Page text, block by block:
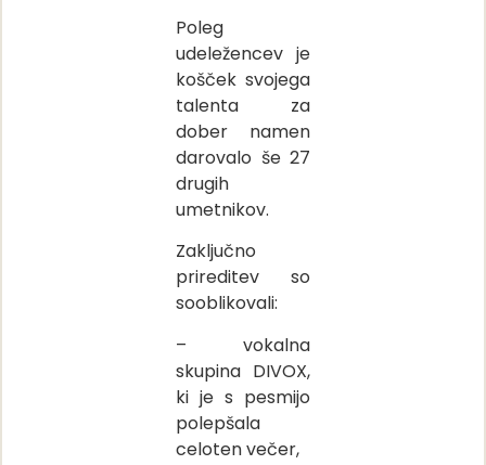
Poleg
udeležencev je
košček svojega
talenta za
dober namen
darovalo še 27
drugih
umetnikov.
Zaključno
prireditev so
sooblikovali:
– vokalna
skupina DIVOX,
ki je s pesmijo
polepšala
celoten večer,